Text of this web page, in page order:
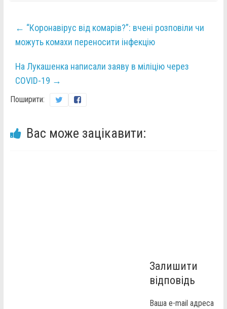
← “Коронавірус від комарів?”: вчені розповіли чи
можуть комахи переносити інфекцію
На Лукашенка написали заяву в міліцію через
COVID-19 →
Поширити:
Вас може зацікавити:
Залишити
відповідь
Ваша e-mail адреса